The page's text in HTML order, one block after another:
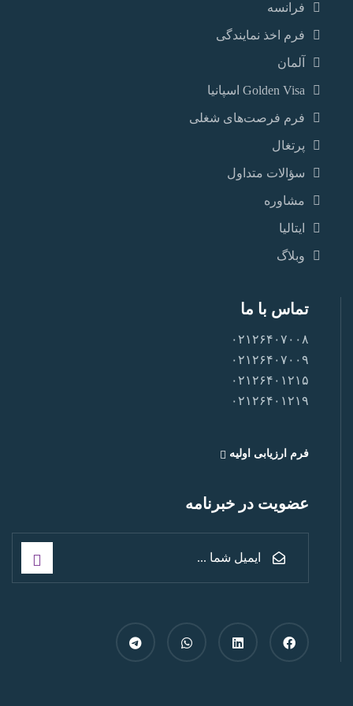
فرانسه
فرم اخذ نمایندگی
آلمان
Golden Visa اسپانيا
فرم فرصت‌های شغلی
پرتغال
سؤالات متداول
مشاوره
ایتالیا
وبلاگ
تماس با ما
۰۲۱۲۶۴۰۷۰۰۸
۰۲۱۲۶۴۰۷۰۰۹
۰۲۱۲۶۴۰۱۲۱۵
۰۲۱۲۶۴۰۱۲۱۹
فرم ارزیابی اولیه
عضویت در خبرنامه